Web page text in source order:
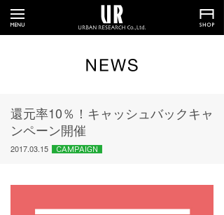
還元率10％！キャッシュバックキャ
ンペーン開催
2017.03.15